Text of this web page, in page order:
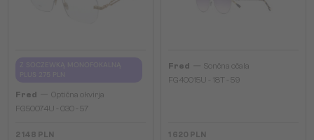
Fred
Optična okvirja
FG50074U - 030 - 57
2 148 PLN
Fred
Sončna očala
FG40015U - 18T - 59
1 620 PLN